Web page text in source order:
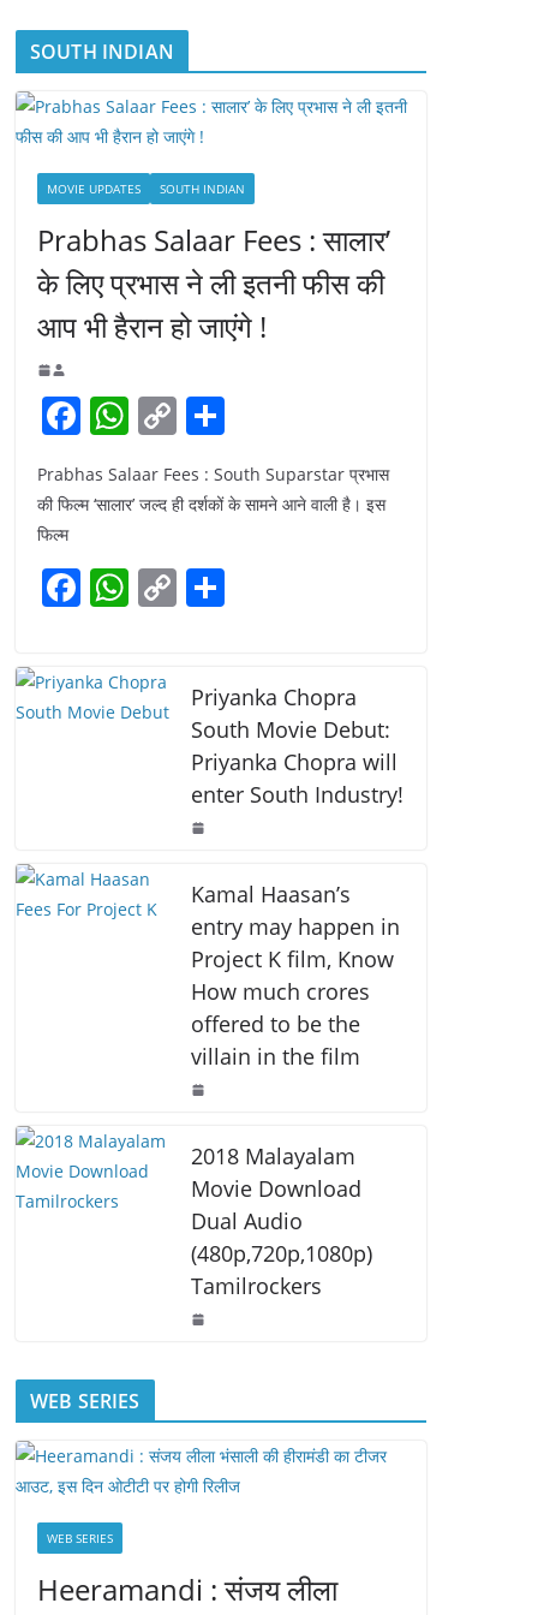
SOUTH INDIAN
MOVIE UPDATES SOUTH INDIAN
Prabhas Salaar Fees : सालार’
के लिए प्रभास ने ली इतनी फीस की
आप भी हैरान हो जाएंगे !
F
c
b
o
k
W
h
at
A
p
C
p
Li
n
ar
Prabhas Salaar Fees : South Suparstar प्रभास
की फिल्म ‘सालार’ जल्द ही दर्शकों के सामने आने वाली है। इस
फिल्म
F
c
e
W
s
C
y
Li
n
k
e
Priyanka Chopra
South Movie Debut:
Priyanka Chopra will
enter South Industry!
Kamal Haasan’s
entry may happen in
Project K film, Know
How much crores
offered to be the
villain in the film
2018 Malayalam
Movie Download
Dual Audio
(480p,720p,1080p)
Tamilrockers
WEB SERIES
WEB SERIES
Heeramandi : संजय लीला